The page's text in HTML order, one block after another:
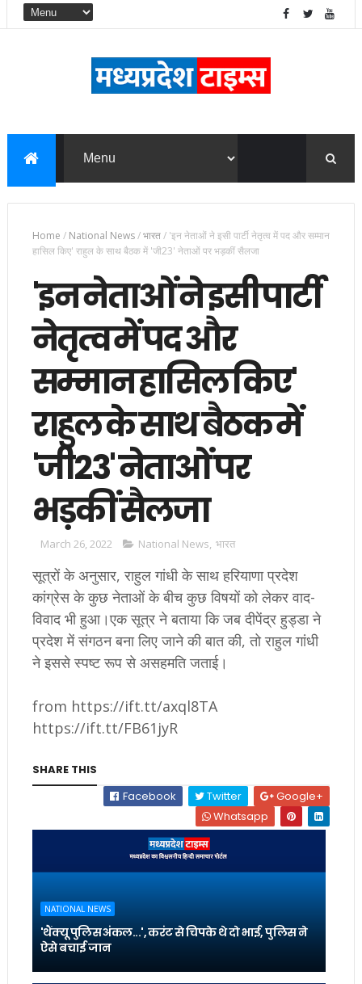
Home / National News/भारत/ 'इन नेताओं ने इसी पार्टी नेतृत्व में पद और सम्मान
हासिल किए' राहुल के साथ बैठक में 'जी23' नेताओं पर भड़कीं सैलजा
'इन नेताओं ने इसी पार्टी
नेतृत्व में पद और
सम्मान हासिल किए'
राहुल के साथ बैठक में
'जी23' नेताओं पर
भड़कीं सैलजा
March 26, 2022 National News, भारत
सूत्रों के अनुसार, राहुल गांधी के साथ हरियाणा प्रदेश
कांग्रेस के कुछ नेताओं के बीच कुछ विषयों को लेकर वाद-
विवाद भी हुआ।एक सूत्र ने बताया कि जब दीपेंद्र हुड्डा ने
प्रदेश में संगठन बना लिए जाने की बात की, तो राहुल गांधी
ने इससे स्पष्ट रूप से असहमति जताई।
from https://ift.tt/axql8TA
https://ift.tt/FB61jyR
SHARE THIS
Facebook
Twitter
Google+
Whatsapp
NATIONAL NEWS
'थैंक्यू पुलिस अंकल...', करंट से चिपके थे दो भाई, पुलिस ने
ऐसे बचाई जान